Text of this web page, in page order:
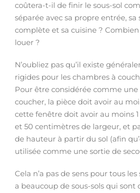
coûtera-t-il de finir le sous-sol
séparée avec sa propre entrée, sa
complète et sa cuisine ?
louer ?
N’oubliez pas qu’il existe
rigides pour les chambres à
Pour être considérée comme
coucher, la pièce doit avoir au
cette fenêtre doit avoir au moins
et 50 centimètres de largeur, et
de hauteur à partir du sol (afin
utilisée comme une sortie de
Cela n’a pas de sens pour tous
a beaucoup de sous-sols qui sont